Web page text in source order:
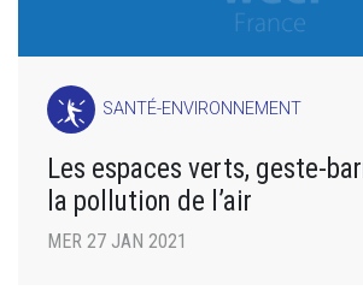
SANTÉ-ENVIRONNEMENT
Les espaces verts, geste-
la pollution de l’air
MER 27 JAN 2021